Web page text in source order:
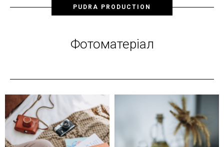
PUDRA PRODUCTION
Фотоматеріал